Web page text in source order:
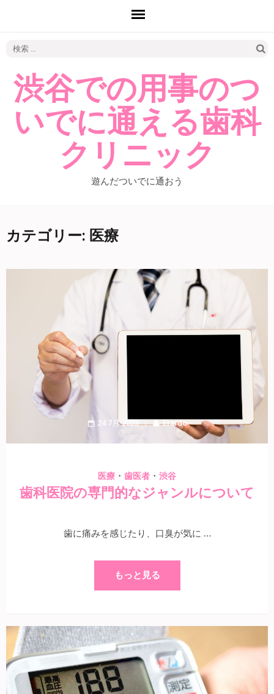
渋谷での用事のつ
いでに通える歯科
クリニック
遊んだついでに通おう
カテゴリー: 医療
24 7月 2023 Erardo
医療 ・ 歯医者 ・ 渋谷
歯科医院の専門的なジャンルについて
歯に痛みを感じたり、口臭が気に …
もっと見る